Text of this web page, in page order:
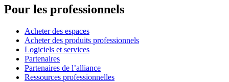
Pour les professionnels
Acheter des espaces
Acheter des produits professionnels
Logiciels et services
Partenaires
Partenaires de l’alliance
Ressources professionnelles